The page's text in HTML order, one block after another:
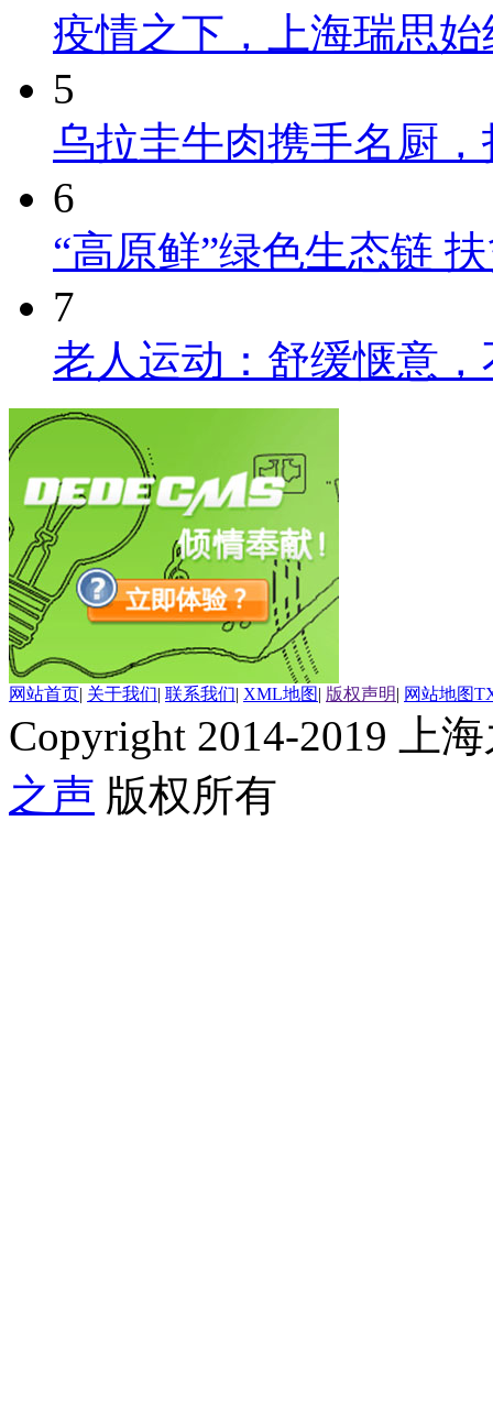
疫情之下，上海瑞思
5
乌拉圭牛肉携手名厨
6
“高原鲜”绿色生态链
7
老人运动：舒缓惬意
网站首页| 关于我们| 联系我们| XML地图| 版权声明| 网站地图
Copyright 2014-2019 上
之声 版权所有